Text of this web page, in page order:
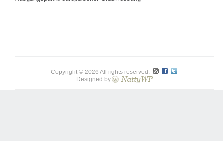
Copyright © 2026 All rights reserved.
Designed by